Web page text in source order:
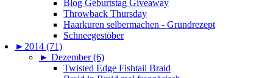
Blog Geburtstag Giveaway
Throwback Thursday
Haarkuren selbermachen - Grundrezept
Schneegestöber
► 2014 (71)
► Dezember (6)
Twisted Edge Fishtail Braid